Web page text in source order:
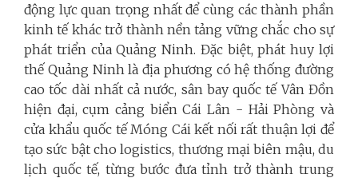
động lực quan trọng nhất để cùng các thành phần
kinh tế khác trở thành nền tảng vững chắc cho sự
phát triển của Quảng Ninh. Đặc biệt, phát huy lợi
thế Quảng Ninh là địa phương có hệ thống đường
cao tốc dài nhất cả nước, sân bay quốc tế Vân Đồn
hiện đại, cụm cảng biển Cái Lân - Hải Phòng và
cửa khẩu quốc tế Móng Cái kết nối rất thuận lợi để
tạo sức bật cho logistics, thương mại biên mậu, du
lịch quốc tế, từng bước đưa tỉnh trở thành trung